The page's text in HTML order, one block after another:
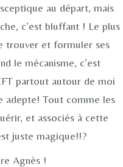
au départ, mais
c’est bluffant ! Le plus
trouver et formuler ses
le mécanisme, c’est
partout autour de moi
adepte! Tout comme les
et associés à cette
juste magique!!?
Agnès !